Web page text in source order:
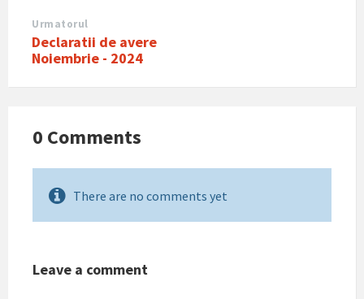
Urmatorul
Declaratii de avere
Noiembrie - 2024
0 Comments
There are no comments yet
Leave a comment